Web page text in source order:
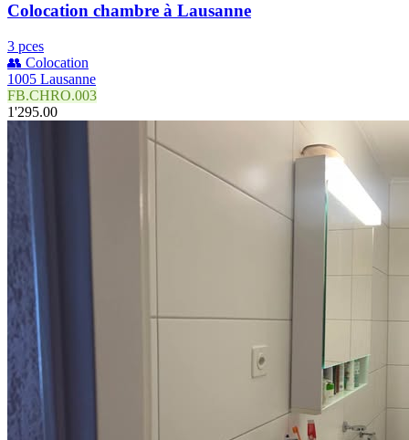
Colocation chambre à Lausanne
3 pces
👥 Colocation
1005 Lausanne
FB.CHRO.003
1'295.00